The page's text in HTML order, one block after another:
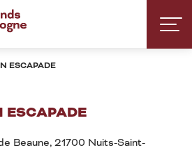
ESCAPADE
Beaune, 21700 Nuits-Saint-